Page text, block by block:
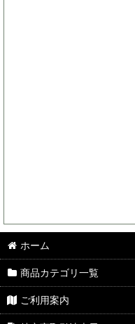
ホーム
商品カテゴリ一覧
ご利用案内